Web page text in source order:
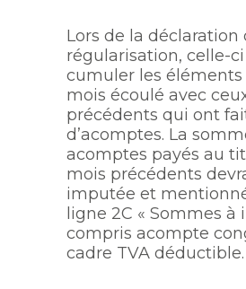
Lors de la déclaration
régularisation, celle-
cumuler les éléments
mois écoulé avec
précédents qui ont
d’acomptes. La
acomptes payés au
mois précédents
imputée et
ligne 2C « Sommes à
compris acompte
cadre TVA déductible.